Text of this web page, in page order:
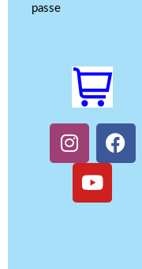
passe
I
n
s
F
a
Y
u
t